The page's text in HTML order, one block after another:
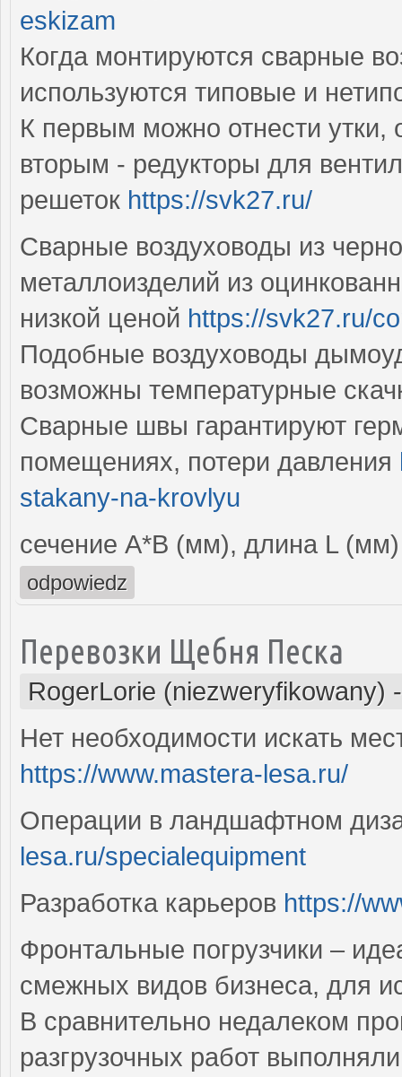
eskizam
Когда монтируются сварные
используются типовые и
К первым можно отнести утки,
вторым - редукторы для
решеток https://svk27.ru/
Сварные воздуховоды из
металлоизделий из
низкой ценой https://svk27.ru/
Подобные воздуховоды
возможны температурные
Сварные швы гарантируют
помещениях, потери давления
stakany-na-krovlyu
сечение А*В (мм), длина L
odpowiedz
Перевозки Щебня Песка
RogerLorie (niezweryfikowany)
Нет необходимости искать
https://www.mastera-lesa.ru/
Операции в ландшафтном
lesa.ru/specialequipment
Разработка карьеров https://
Фронтальные погрузчики –
смежных видов бизнеса, для
В сравнительно недалеком
разгрузочных работ